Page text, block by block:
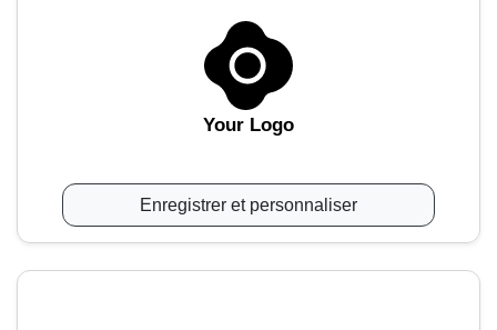
Your Logo
Enregistrer et personnaliser